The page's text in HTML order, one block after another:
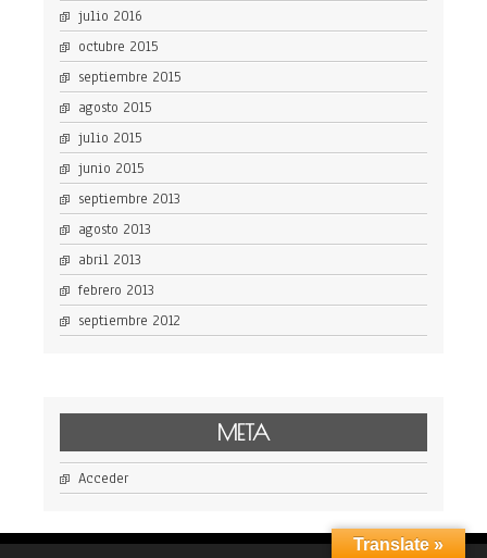
julio 2016
octubre 2015
septiembre 2015
agosto 2015
julio 2015
junio 2015
septiembre 2013
agosto 2013
abril 2013
febrero 2013
septiembre 2012
META
Acceder
Translate »